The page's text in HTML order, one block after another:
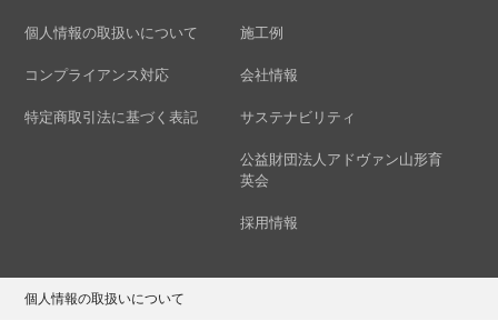
個人情報の取扱いについて
コンプライアンス対応
特定商取引法に基づく表記
施工例
会社情報
サステナビリティ
公益財団法人アドヴァン山形育
英会
採用情報
個人情報の取扱いについて